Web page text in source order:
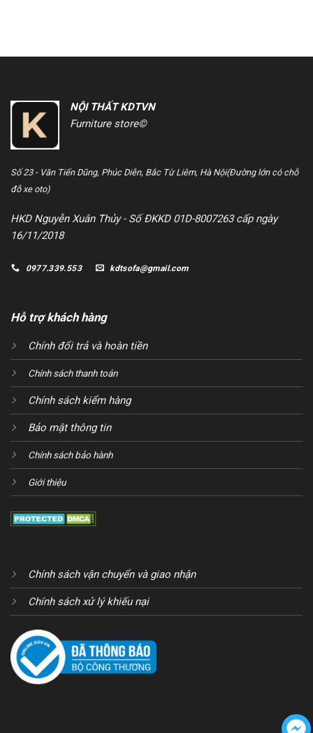
NỘI THẤT KDTVN
Furniture store©
Số 23 - Văn Tiến Dũng, Phúc Diễn, Bắc Từ Liêm, Hà Nội(Đường lớn có chỗ
đỗ xe oto)
HKD Nguyễn Xuân Thủy - Số ĐKKD 01D-8007263 cấp ngày
16/11/2018
0977.339.553 kdtsofa@gmail.com
Hỗ trợ khách hàng
Chính đổi trả và hoàn tiền
Chính sách thanh toán
Chính sách kiểm hàng
Bảo mật thông tin
Chính sách bảo hành
Giới thiệu
Chính sách vận chuyển và giao nhận
Chính sách xử lý khiếu nại